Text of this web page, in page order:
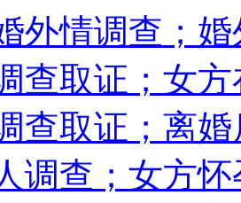
外情调查；
查取证；女
查取证；离
调查；女方